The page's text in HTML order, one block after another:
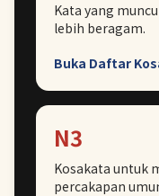
Kata yang
lebih beragam.
Buka Daftar
N3
Kosakata untuk
percakapan